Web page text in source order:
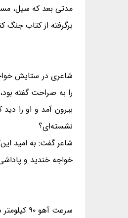
مدتی بعد که سیل،
برگرفته از کتاب
شاعری در ستایش
را به صراحت گفته
بیرون آمد و او را
نشسته‌ای؟
شاعر گفت: به امید
خواجه خندید و
سرعت آهو ۹۰ کیلومتر در ساعت و سرعت شیر ۵۷ کیلومتر در ساعت است. پس چطور آهو طعمه‌ی شیر می‌شود؟